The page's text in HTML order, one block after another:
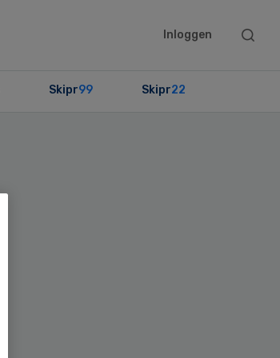
Inloggen
Search
Skipr99 Skipr22